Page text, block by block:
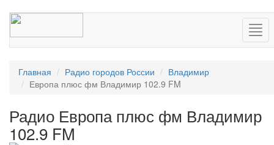
Главная Радио городов России
Владимир
Европа плюс фм Владимир 102.9 FM
Радио Европа плюс фм Владимир
102.9 FM